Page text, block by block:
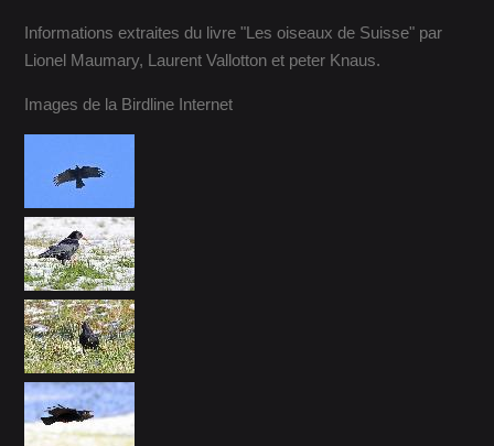
Informations extraites du livre "Les oiseaux de Suisse" par
Lionel Maumary, Laurent Vallotton et peter Knaus.
Images de la Birdline Internet